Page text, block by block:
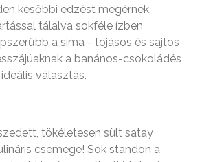
későbbi edzést megérnek.
tálalva sokféle ízben
a sima - tojásos és sajtos
a banános-csokoládés
választás.
tökéletesen sült satay
csemege! Sok standon a